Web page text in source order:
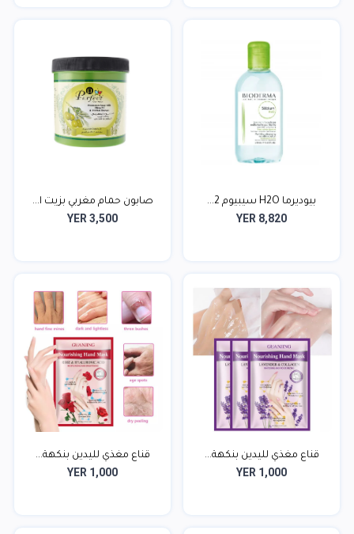
بيوديرما H2O سيبيوم 2...
YER 8,820
صابون حمام مغربي بزيت ا...
YER 3,500
قناع مغذي لليدين بنكهة...
YER 1,000
قناع مغذي لليدين بنكهة...
YER 1,000